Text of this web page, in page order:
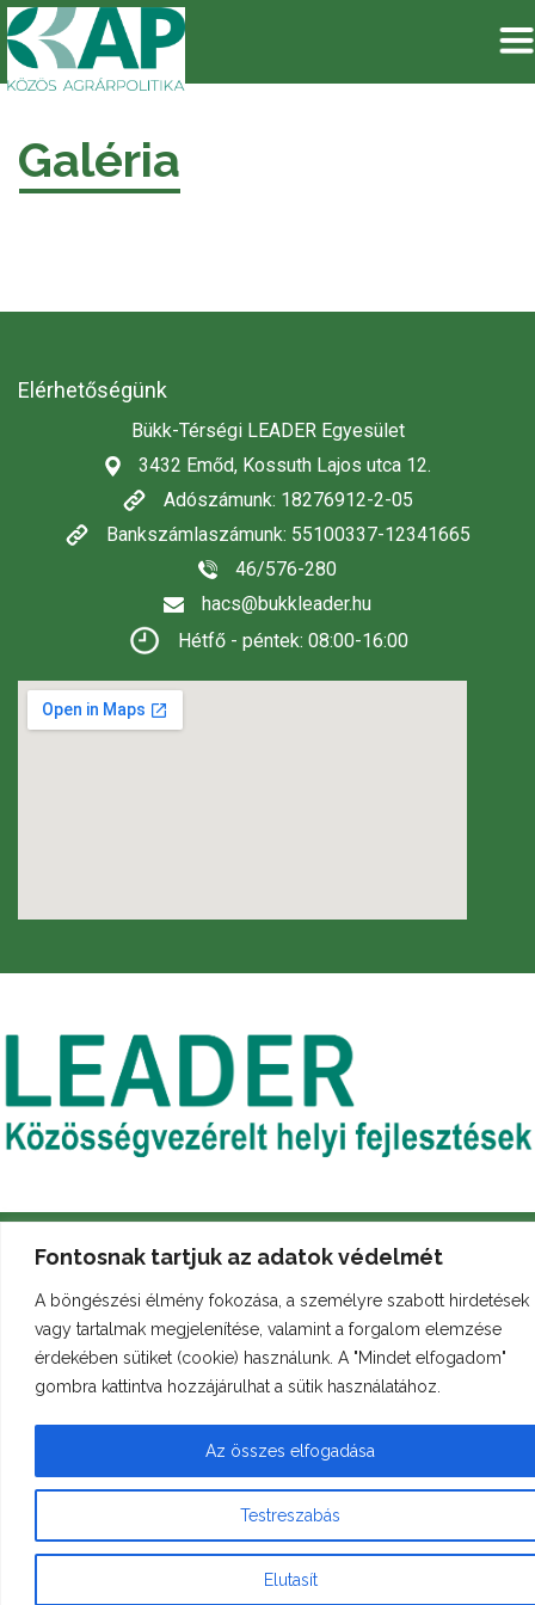
Fontosnak tartjuk az adatok védelmét
A böngészési élmény fokozása, a személyre szabott hirdetések
vagy tartalmak megjelenítése, valamint a forgalom elemzése
érdekében sütiket (cookie) használunk. A "Mindet elfogadom"
gombra kattintva hozzájárulhat a sütik használatához.
Testreszabás
Elutasít
Az összes elfogadása
Galéria
Elérhetőségünk
Bükk-Térségi LEADER Egyesület
3432 Emőd, Kossuth Lajos utca 12.
Adószámunk: 18276912-2-05
Bankszámlaszámunk: 55100337-12341665
46/576-280
hacs@bukkleader.hu
Hétfő - péntek: 08:00-16:00
Archívum Galéria Arculati kézikönyv
© Minden jog fenntartvabukkleader.hu